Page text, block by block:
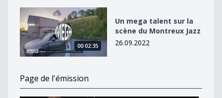
Un mega talent sur la scène du Montreux Jazz
00:02:35
Un mega talent sur la
scène du Montreux Jazz
26.09.2022
Page de l'émission